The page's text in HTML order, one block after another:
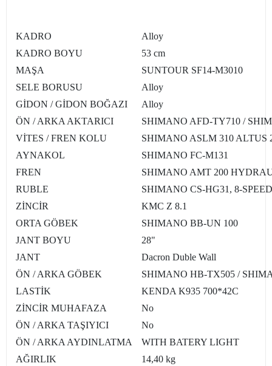
KADRO
Alloy
KADRO BOYU
53 cm
MAŞA
SUNTOUR SF14-M3010
SELE BORUSU
Alloy
GİDON / GİDON BOĞAZI
Alloy
ÖN / ARKA AKTARICI
SHIMANO AFD-TY710 /
VİTES / FREN KOLU
SHIMANO ASLM 310 ALTUS
AYNAKOL
SHIMANO FC-M131
FREN
SHIMANO AMT 200
RUBLE
SHIMANO CS-HG31, 8-SPEED
ZİNCİR
KMC Z 8.1
ORTA GÖBEK
SHIMANO BB-UN 100
JANT BOYU
28"
JANT
Dacron Duble Wall
ÖN / ARKA GÖBEK
SHIMANO HB-TX505 /
LASTİK
KENDA K935 700*42C
ZİNCİR MUHAFAZA
No
ÖN / ARKA TAŞIYICI
No
ÖN / ARKA AYDINLATMA
WITH BATERY LIGHT
AĞIRLIK
14,40 kg